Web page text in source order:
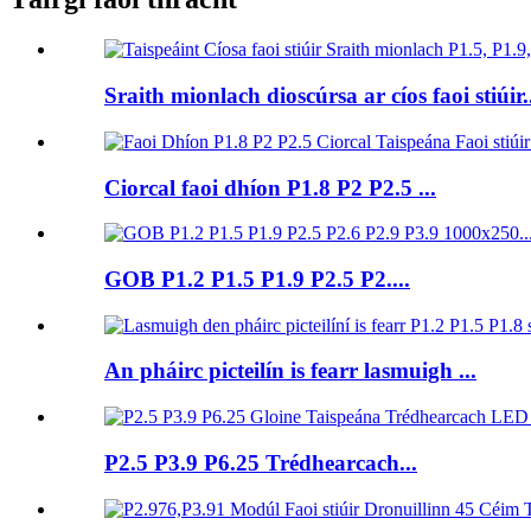
Sraith mionlach dioscúrsa ar cíos faoi
Ciorcal faoi dhíon P1.8 P2 P2.5 ...
GOB P1.2 P1.5 P1.9 P2.5 P2....
An pháirc picteilín is fearr lasmuigh ...
P2.5 P3.9 P6.25 Trédhearcach...